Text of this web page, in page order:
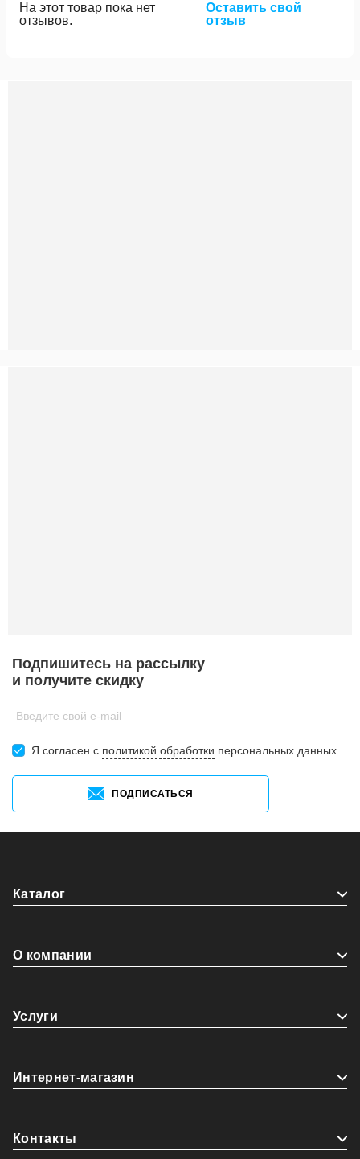
На этот товар пока нет
отзывов.
Оставить свой
отзыв
Подпишитесь на рассылку
и получите скидку
Введите свой e-mail
Я согласен c политикой обработки персональных данных
ПОДПИСАТЬСЯ
Каталог
О компании
Услуги
Интернет-магазин
Контакты